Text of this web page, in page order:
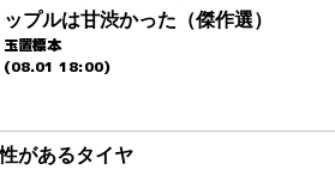
ップルは甘渋かった（傑作選）
玉置標本
(08.01 18:00)
があるタイヤ